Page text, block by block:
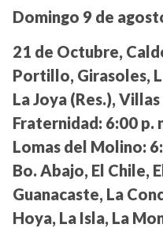
Domingo 9 de
21 de Octubre,
Portillo, Girasoles,
La Joya (Res.),
Fraternidad: 6:00 p.
Lomas del Molino:
Bo. Abajo, El Chile,
Guanacaste, La
Hoya, La Isla, La